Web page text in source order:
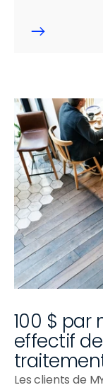
100 $ par
effectif
Les clients de